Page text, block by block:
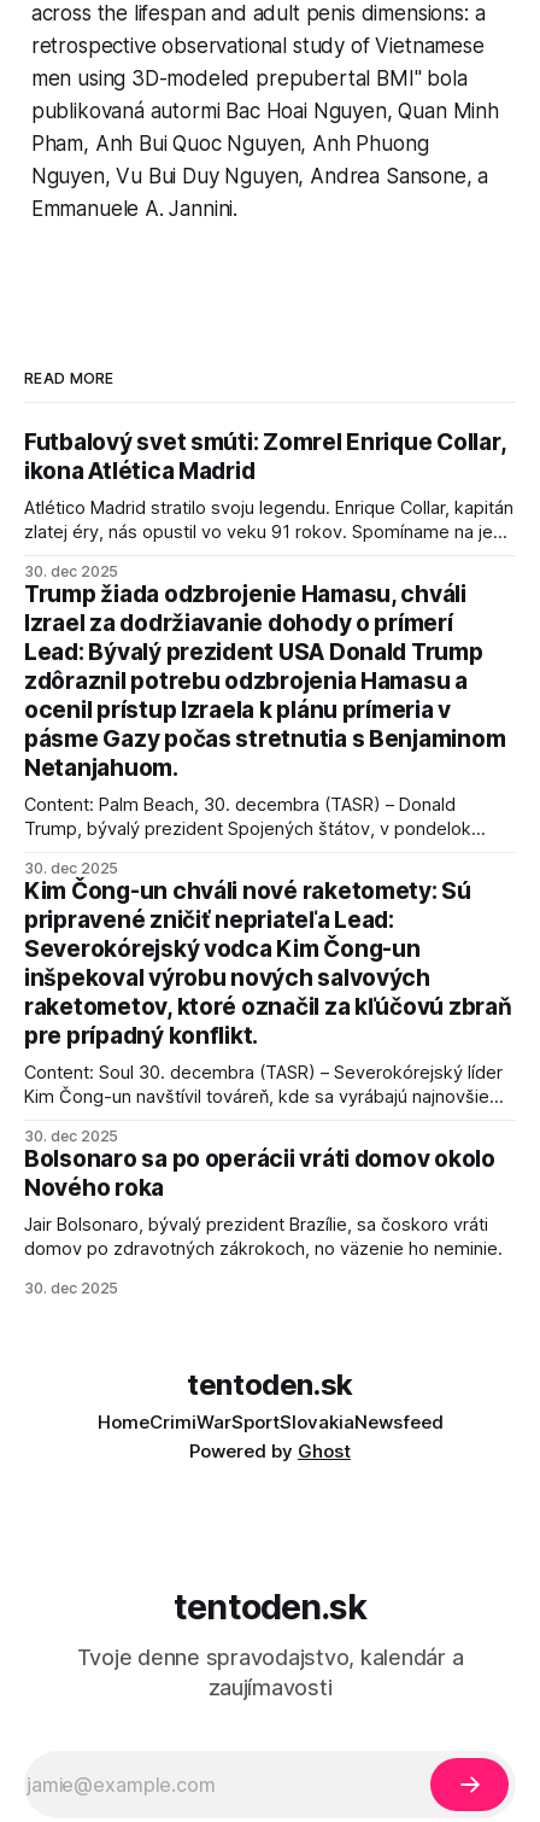
across the lifespan and adult penis dimensions: a
retrospective observational study of Vietnamese
men using 3D-modeled prepubertal BMI" bola
publikovaná autormi Bac Hoai Nguyen, Quan Minh
Pham, Anh Bui Quoc Nguyen, Anh Phuong
Nguyen, Vu Bui Duy Nguyen, Andrea Sansone, a
Emmanuele A. Jannini.
READ MORE
Futbalový svet smúti: Zomrel Enrique Collar,
ikona Atlética Madrid
Atlético Madrid stratilo svoju legendu. Enrique Collar, kapitán
zlatej éry, nás opustil vo veku 91 rokov. Spomíname na jeho
30. dec 2025
Trump žiada odzbrojenie Hamasu, chváli
Izrael za dodržiavanie dohody o prímerí
Lead: Bývalý prezident USA Donald Trump
zdôraznil potrebu odzbrojenia Hamasu a
ocenil prístup Izraela k plánu prímeria v
pásme Gazy počas stretnutia s Benjaminom
Netanjahuom.
Content: Palm Beach, 30. decembra (TASR) – Donald
Trump, bývalý prezident Spojených štátov, v pondelok
kľúčové pre úspešné dosiahnutie prímeria v Gaze. Agentúra
AFP informuje, že Trump vyjadril presvedčenie, že Izrael plní
podmienky dohody o prí
30. dec 2025
Kim Čong-un chváli nové raketomety: Sú
pripravené zničiť nepriateľa Lead:
Severokórejský vodca Kim Čong-un
inšpekoval výrobu nových salvových
raketometov, ktoré označil za kľúčovú zbraň
pre prípadný konflikt.
Content: Soul 30. decembra (TASR) – Severokórejský líder
Kim Čong-un navštívil továreň, kde sa vyrábajú najnovšie
schopnosti. Informovali o tom štátne médiá KĽDR, na ktoré
sa odvoláva agentúra AFP.
30. dec 2025
Bolsonaro sa po operácii vráti domov okolo
Nového roka
Jair Bolsonaro, bývalý prezident Brazílie, sa čoskoro vráti
domov po zdravotných zákrokoch, no väzenie ho neminie.
30. dec 2025
tentoden.sk
HomeCrimiWarSportSlovakiaNewsfeed
Powered by Ghost
tentoden.sk
Tvoje denne spravodajstvo, kalendár a
zaujímavosti